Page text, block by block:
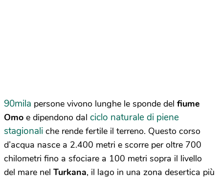
90mila persone vivono lunghe le sponde del fiume
Omo e dipendono dal ciclo naturale di piene
stagionali che rende fertile il terreno. Questo corso
d’acqua nasce a 2.400 metri e scorre per oltre 700
chilometri fino a sfociare a 100 metri sopra il livello
del mare nel Turkana, il lago in una zona desertica più